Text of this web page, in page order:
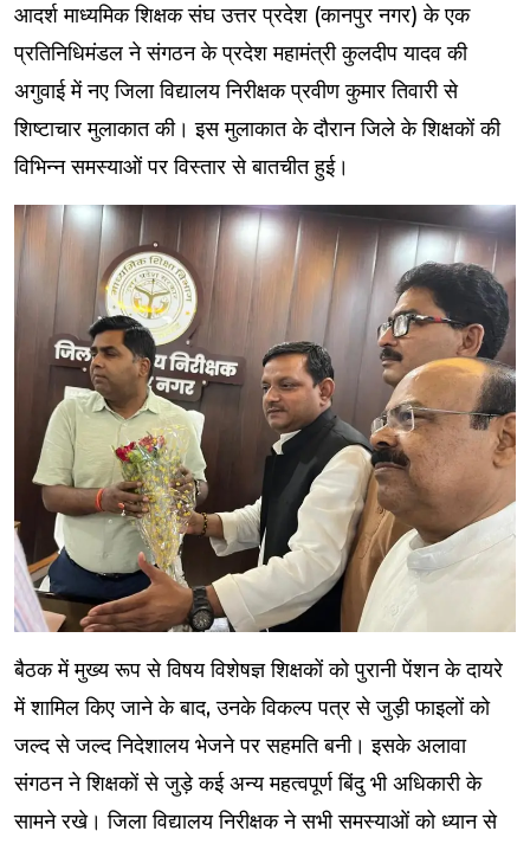
आदर्श माध्यमिक शिक्षक संघ उत्तर प्रदेश (कानपुर नगर) के एक
प्रतिनिधिमंडल ने संगठन के प्रदेश महामंत्री कुलदीप यादव की
अगुवाई में नए जिला विद्यालय निरीक्षक प्रवीण कुमार तिवारी से
शिष्टाचार मुलाकात की। इस मुलाकात के दौरान जिले के शिक्षकों की
विभिन्न समस्याओं पर विस्तार से बातचीत हुई।
बैठक में मुख्य रूप से विषय विशेषज्ञ शिक्षकों को पुरानी पेंशन के दायरे
में शामिल किए जाने के बाद, उनके विकल्प पत्र से जुड़ी फाइलों को
जल्द से जल्द निदेशालय भेजने पर सहमति बनी। इसके अलावा
संगठन ने शिक्षकों से जुड़े कई अन्य महत्वपूर्ण बिंदु भी अधिकारी के
सामने रखे। जिला विद्यालय निरीक्षक ने सभी समस्याओं को ध्यान से